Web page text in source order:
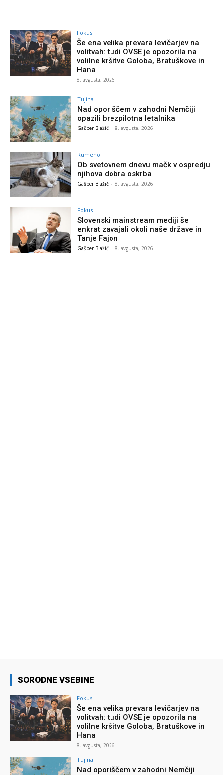
Fokus
Še ena velika prevara levičarjev na
volitvah: tudi OVSE je opozorila na
volilne kršitve Goloba, Bratuškove in
Hana
8. avgusta, 2026
Tujina
Nad oporiščem v zahodni Nemčiji
opazili brezpilotna letalnika
Gašper Blažič - 8. avgusta, 2026
Rumeno
Ob svetovnem dnevu mačk v ospredju
njihova dobra oskrba
Gašper Blažič - 8. avgusta, 2026
Fokus
Slovenski mainstream mediji še
enkrat zavajali okoli naše države in
Tanje Fajon
Gašper Blažič - 8. avgusta, 2026
SORODNE VSEBINE
Fokus
Še ena velika prevara levičarjev na
volitvah: tudi OVSE je opozorila na
volilne kršitve Goloba, Bratuškove in
Hana
8. avgusta, 2026
Tujina
Nad oporiščem v zahodni Nemčiji